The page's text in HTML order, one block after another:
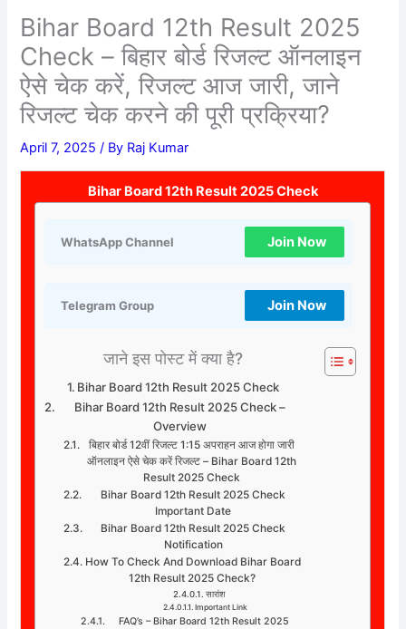
Bihar Board 12th Result 2025
Check – बिहार बोर्ड रिजल्ट ऑनलाइन
ऐसे चेक करें, रिजल्ट आज जारी, जाने
रिजल्ट चेक करने की पूरी प्रक्रिया?
April 7, 2025/ By Raj Kumar
Bihar Board 12th Result 2025 Check
WhatsApp Channel Join Now
Telegram Group Join Now
जाने इस पोस्ट में क्या है?
Bihar Board 12th Result 2025 Check
Bihar Board 12th Result 2025 Check –
Overview
बिहार बोर्ड 12वीं रिजल्ट 1:15 अपराहन आज होगा जारी
ऑनलाइन ऐसे चेक करें रिजल्ट – Bihar Board 12th
Result 2025 Check
Bihar Board 12th Result 2025 Check
Important Date
Bihar Board 12th Result 2025 Check
Notification
How To Check And Download Bihar Board
12th Result 2025 Check?
सारांश
Important Link
FAQ’s – Bihar Board 12th Result 2025